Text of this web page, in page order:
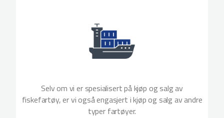
Selv om vi er spesialisert på kjøp og salg av
fiskefartøy, er vi også engasjert i kjøp og salg av andre
typer fartøyer.